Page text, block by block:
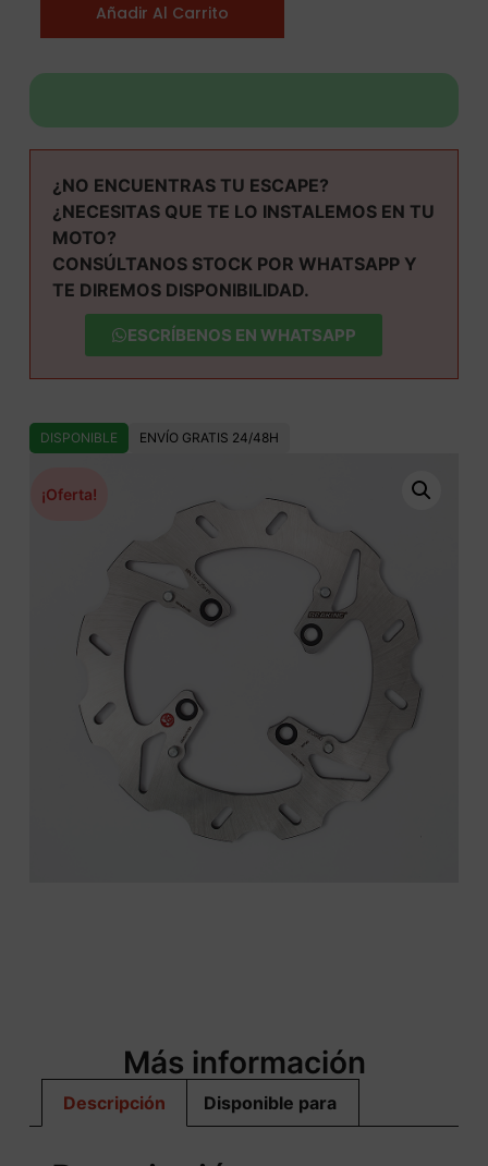
Añadir Al Carrito
¿NO ENCUENTRAS TU ESCAPE?
¿NECESITAS QUE TE LO INSTALEMOS EN TU
MOTO?
CONSÚLTANOS STOCK POR WHATSAPP Y
TE DIREMOS DISPONIBILIDAD.
ESCRÍBENOS EN WHATSAPP
DISPONIBLE ENVÍO GRATIS 24/48H
¡Oferta!
Más información
Descripción Disponible para